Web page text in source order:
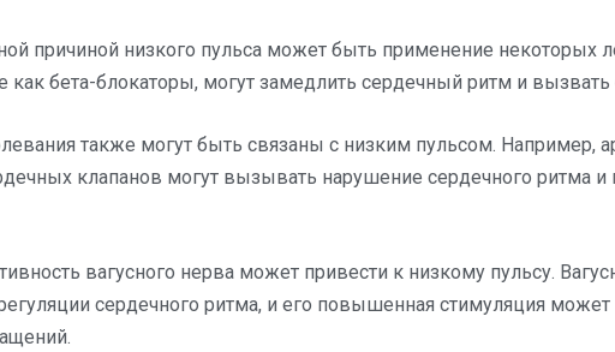
причиной низкого пульса может быть применение некоторых
как бета-блокаторы, могут замедлить сердечный ритм и
также могут быть связаны с низким пульсом. Например,
клапанов могут вызывать нарушение сердечного ритма и
вагусного нерва может привести к низкому пульсу.
сердечного ритма, и его повышенная стимуляция